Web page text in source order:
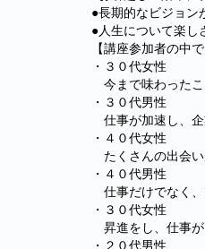
●長期的なビジョン
●人生について楽し
【講座参加者の中
・３０代女性
今まで味わった
・３０代男性
仕事が加速し、
・４０代女性
たくさんの出会
・４０代男性
仕事だけでなく
・３０代女性
昇進をし、仕事
・２０代男性